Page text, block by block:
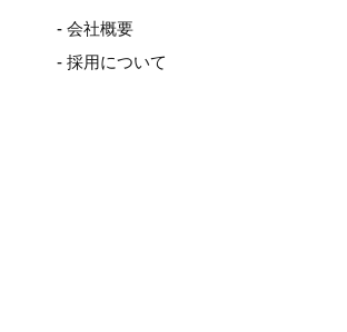
- 会社概要
- 採用について